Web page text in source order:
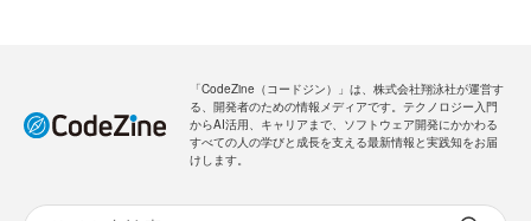
「CodeZine（コードジン）」は、株式会社翔泳社が運営す
る、開発者のための情報メディアです。テクノロジー入門
からAI活用、キャリアまで、ソフトウェア開発にかかわる
すべての人の学びと成長を支える最新情報と実践知をお届
けします。